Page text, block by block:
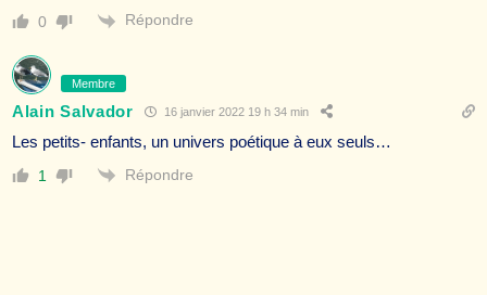
0 Répondre
Membre
Alain Salvador 16 janvier 2022 19 h 34 min
Les petits- enfants, un univers poétique à eux seuls…
1 Répondre